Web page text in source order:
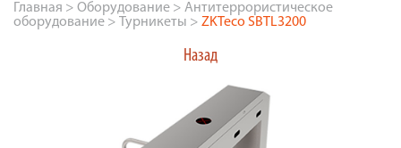
Главная > Оборудование > Антитеррористическое
оборудование > Турникеты > ZKTeco SBTL3200
Назад